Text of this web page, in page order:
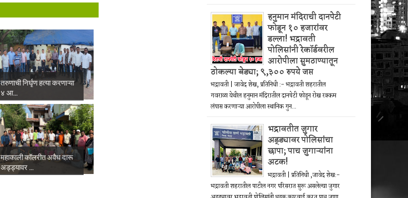
तरुणाची निर्घृण हत्या करणाऱ्या
४ आ...
महाकाली कॉलरीत अवैध दारू
अड्ड्यावर ...
हनुमान मंदिराची दानपेटी
फोडून १० हजारांवर
डल्ला! भद्रावती
पोलिसांनी रेकॉर्डवरील
आरोपीला सुमठाण्यातून
ठोकल्या बेड्या; ९,३०० रुपये जप्त
भद्रावती | जावेद शेख, प्रतिनिधी :- भद्रावती शहरातील
गवराळा येथील हनुमान मंदिरातील दानपेटी फोडून रोख रक्कम
लंपास करणाऱ्या आरोपीला स्थानिक गुन...
भद्रावतीत जुगार
अड्ड्यावर पोलिसांचा
छापा; पाच जुगाऱ्यांना
अटक!
भद्रावती | प्रतिनिधी ,जावेद शेख:-
भद्रावती शहरातील पाटील नगर परिसरात सुरू असलेल्या जुगार